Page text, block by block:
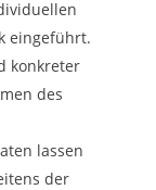
eingeführt.
konkreter
des
lassen
der